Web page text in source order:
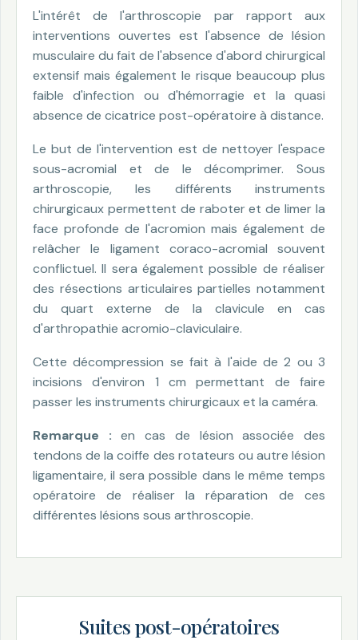
L'intérêt de l'arthroscopie par rapport aux
interventions ouvertes est l'absence de lésion
musculaire du fait de l'absence d'abord chirurgical
extensif mais également le risque beaucoup plus
faible d'infection ou d'hémorragie et la quasi
absence de cicatrice post-opératoire à distance.
Le but de l'intervention est de nettoyer l'espace
sous-acromial et de le décomprimer. Sous
arthroscopie, les différents instruments
chirurgicaux permettent de raboter et de limer la
face profonde de l'acromion mais également de
relâcher le ligament coraco-acromial souvent
conflictuel. Il sera également possible de réaliser
des résections articulaires partielles notamment
du quart externe de la clavicule en cas
d'arthropathie acromio-claviculaire.
Cette décompression se fait à l'aide de 2 ou 3
incisions d'environ 1 cm permettant de faire
passer les instruments chirurgicaux et la caméra.
Remarque : en cas de lésion associée des
tendons de la coiffe des rotateurs ou autre lésion
ligamentaire, il sera possible dans le même temps
opératoire de réaliser la réparation de ces
différentes lésions sous arthroscopie.
Suites post-opératoires